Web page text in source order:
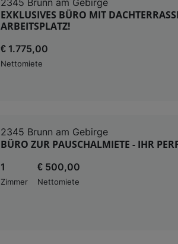
EXKLUSIVES BÜRO MIT
ARBEITSPLATZ!
€ 1.775,00
Nettomiete
2345 Brunn am Gebirge
BÜRO ZUR PAUSCHALMIETE - IHR
1
Zimmer
€ 500,00
Nettomiete